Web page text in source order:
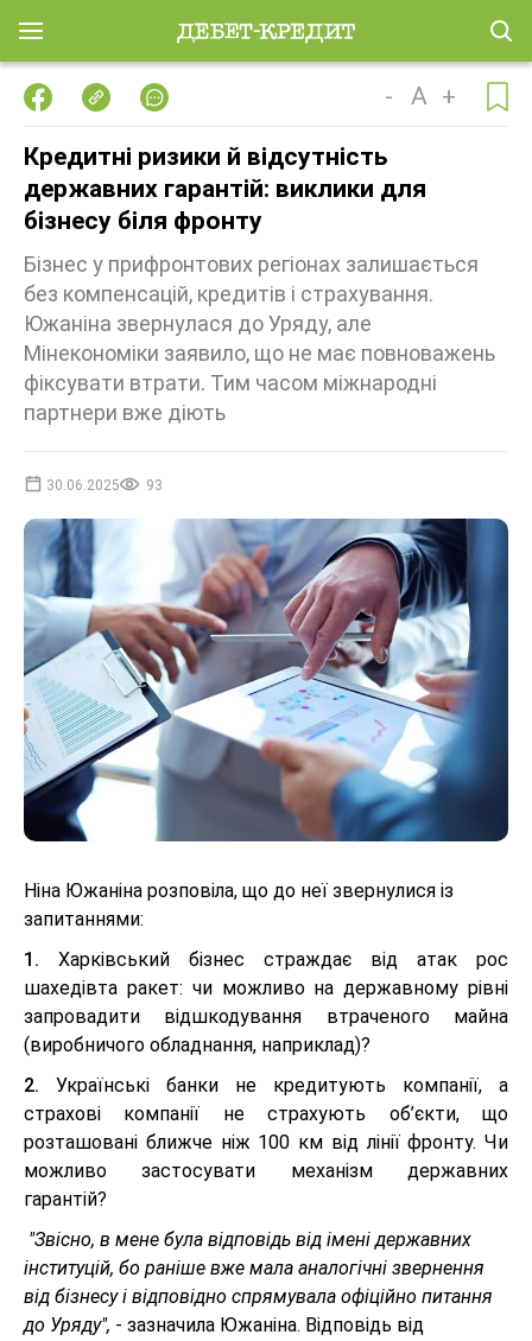
- A +
Кредитні ризики й відсутність
державних гарантій: виклики для
бізнесу біля фронту
Бізнес у прифронтових регіонах залишається
без компенсацій, кредитів і страхування.
Южаніна звернулася до Уряду, але
Мінекономіки заявило, що не має повноважень
фіксувати втрати. Тим часом міжнародні
партнери вже діють
30.06.2025 93
Ніна Южаніна розповіла, що до неї звернулися із
запитаннями:
1. Харківський бізнес страждає від атак рос
шахедівта ракет: чи можливо на державному рівні
запровадити відшкодування втраченого майна
(виробничого обладнання, наприклад)?
2. Українські банки не кредитують компанії, а
страхові компанії не страхують об’єкти, що
розташовані ближче ніж 100 км від лінії фронту. Чи
можливо застосувати механізм державних
гарантій?
"Звісно, в мене була відповідь від імені державних
інституцій, бо раніше вже мала аналогічні звернення
від бізнесу і відповідно спрямувала офіційно питання
до Уряду", - зазначила Южаніна. Відповідь від